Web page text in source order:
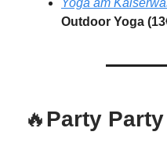
Yoga am
Outdoor Yoga
🔥Party Party